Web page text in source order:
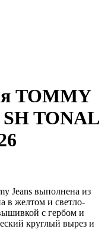
TOMMY
TONAL
Jeans выполнена из
в желтом и светло-
с гербом и
круглый вырез и